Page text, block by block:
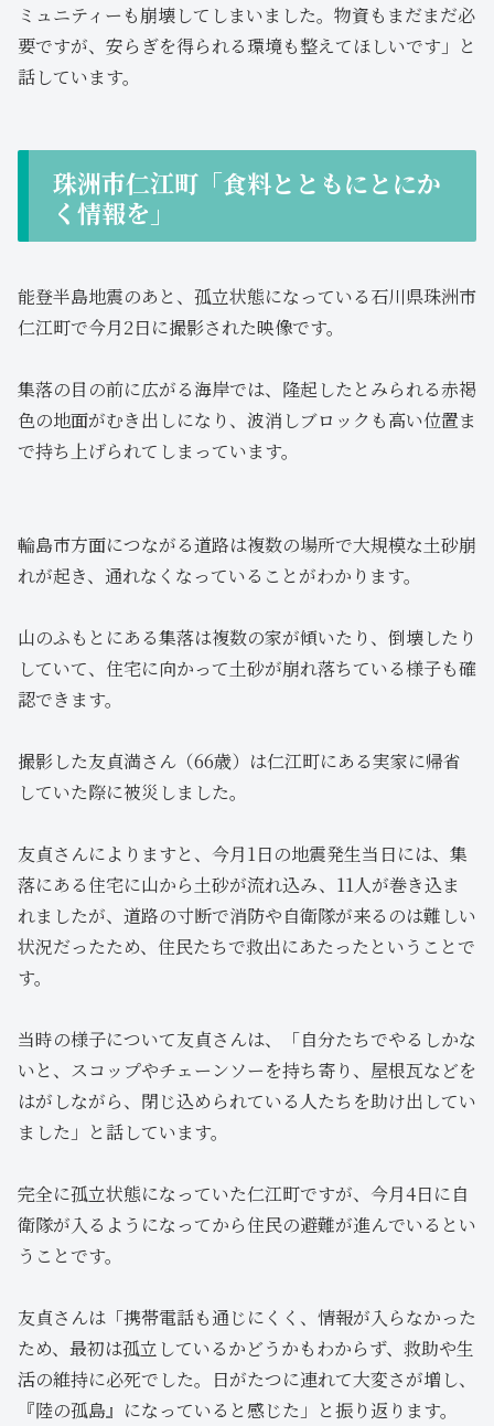
ミュニティーも崩壊してしまいました。物資もまだまだ必
要ですが、安らぎを得られる環境も整えてほしいです」と
話しています。
珠洲市仁江町「食料とともにとにか
く情報を」
能登半島地震のあと、孤立状態になっている石川県珠洲市
仁江町で今月2日に撮影された映像です。
集落の目の前に広がる海岸では、隆起したとみられる赤褐
色の地面がむき出しになり、波消しブロックも高い位置ま
で持ち上げられてしまっています。
輪島市方面につながる道路は複数の場所で大規模な土砂崩
れが起き、通れなくなっていることがわかります。
山のふもとにある集落は複数の家が傾いたり、倒壊したり
していて、住宅に向かって土砂が崩れ落ちている様子も確
認できます。
撮影した友貞満さん（66歳）は仁江町にある実家に帰省
していた際に被災しました。
友貞さんによりますと、今月1日の地震発生当日には、集
落にある住宅に山から土砂が流れ込み、11人が巻き込ま
れましたが、道路の寸断で消防や自衛隊が来るのは難しい
状況だったため、住民たちで救出にあたったということで
す。
当時の様子について友貞さんは、「自分たちでやるしかな
いと、スコップやチェーンソーを持ち寄り、屋根瓦などを
はがしながら、閉じ込められている人たちを助け出してい
ました」と話しています。
完全に孤立状態になっていた仁江町ですが、今月4日に自
衛隊が入るようになってから住民の避難が進んでいるとい
うことです。
友貞さんは「携帯電話も通じにくく、情報が入らなかった
ため、最初は孤立しているかどうかもわからず、救助や生
活の維持に必死でした。日がたつに連れて大変さが増し、
『陸の孤島』になっていると感じた」と振り返ります。